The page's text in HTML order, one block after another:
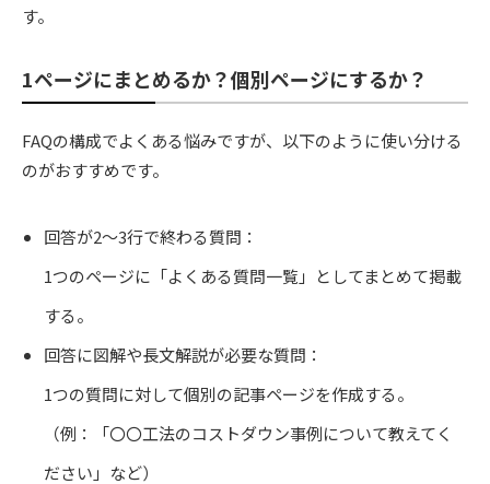
す。
1ページにまとめるか？個別ページにするか？
FAQの構成でよくある悩みですが、以下のように使い分ける
のがおすすめです。
回答が2～3行で終わる質問：
1つのページに「よくある質問一覧」としてまとめて掲載
する。
回答に図解や長文解説が必要な質問：
1つの質問に対して個別の記事ページを作成する。
（例：「〇〇工法のコストダウン事例について教えてく
ださい」など）